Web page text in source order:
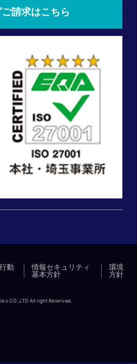
請求はこちら
動
情報セキュリティ
基本方針
環境
方針
CO.,LTD All right Reserved.